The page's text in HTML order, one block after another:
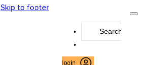
Skip to footer
login